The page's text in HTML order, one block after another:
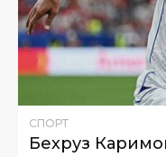
СПОРТ
Бехруз